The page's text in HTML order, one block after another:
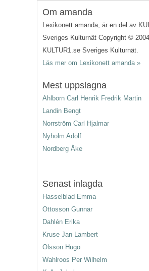
Om amanda
Lexikonett amanda, är en del av
Sveriges Kulturnät Copyright ©
KULTUR1.se Sveriges Kulturnät.
Läs mer om Lexikonett amanda »
Mest uppslagna
Ahlborn Carl Henrik Fredrik Martin
Landin Bengt
Norrström Carl Hjalmar
Nyholm Adolf
Nordberg Åke
Senast inlagda
Hasselblad Emma
Ottosson Gunnar
Dahlén Erika
Kruse Jan Lambert
Olsson Hugo
Wahlroos Per Wilhelm